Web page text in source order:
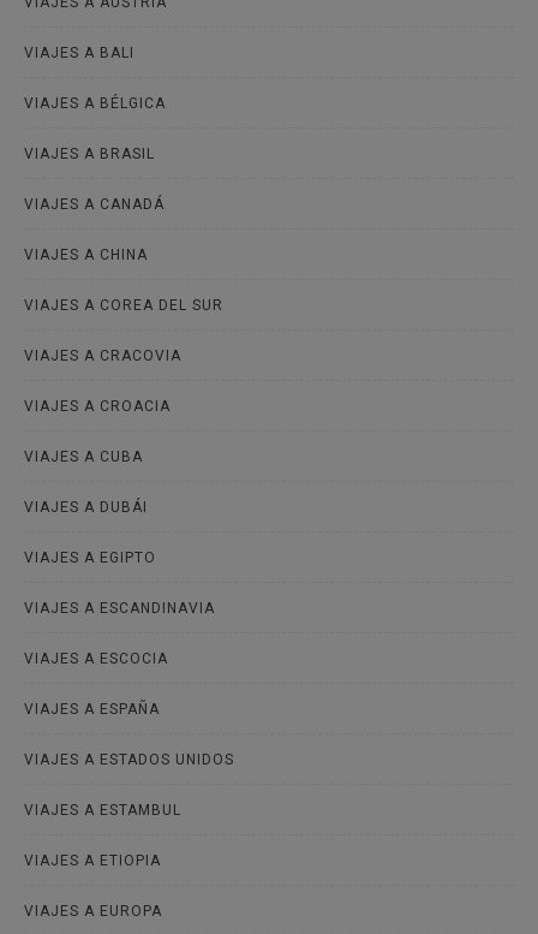
VIAJES A BALI
VIAJES A BÉLGICA
VIAJES A BRASIL
VIAJES A CANADÁ
VIAJES A CHINA
VIAJES A COREA DEL SUR
VIAJES A CRACOVIA
VIAJES A CROACIA
VIAJES A CUBA
VIAJES A DUBÁI
VIAJES A EGIPTO
VIAJES A ESCANDINAVIA
VIAJES A ESCOCIA
VIAJES A ESPAÑA
VIAJES A ESTADOS UNIDOS
VIAJES A ESTAMBUL
VIAJES A ETIOPIA
VIAJES A EUROPA